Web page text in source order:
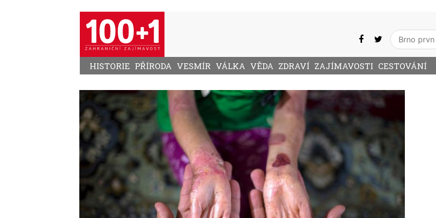
HISTORIE PŘÍRODA VESMÍR VÁLKA VĚDA ZDRAVÍ ZAJÍMAVOSTI CESTOVÁNÍ